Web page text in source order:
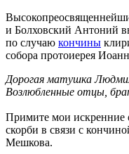
и Болховский Антоний
по случаю кончины
собора протоиерея
Дорогая матушка
Возлюбленные отцы,
Примите мои искренние
скорби в связи с
Мешкова.